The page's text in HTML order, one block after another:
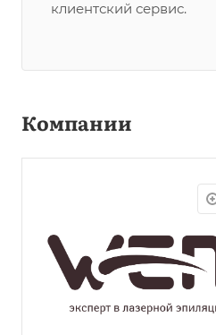
клиентский сервис.
Компании